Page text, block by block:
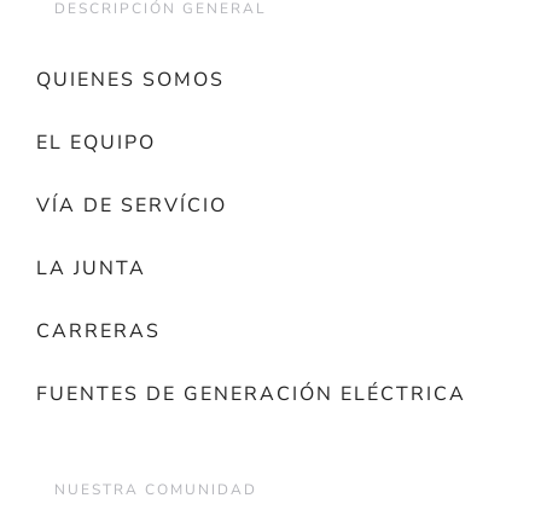
DESCRIPCIÓN GENERAL
QUIENES SOMOS
EL EQUIPO
VÍA DE SERVÍCIO
LA JUNTA
CARRERAS
FUENTES DE GENERACIÓN ELÉCTRICA
NUESTRA COMUNIDAD